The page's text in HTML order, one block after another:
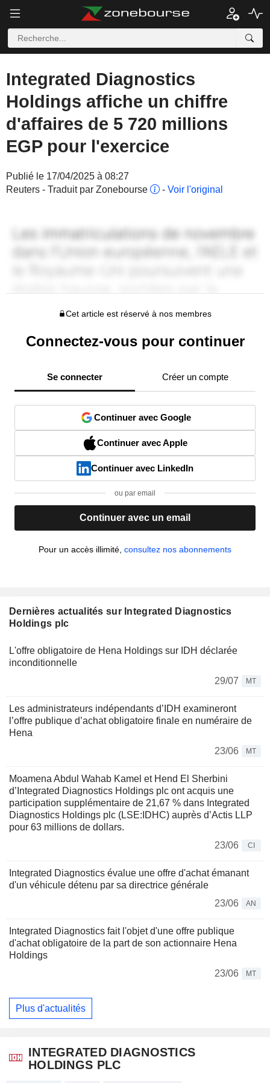
Integrated Diagnostics
Holdings affiche un chiffre
d'affaires de 5 720 millions
EGP pour l'exercice
Publié le 17/04/2025 à 08:27
Reuters - Traduit par Zonebourse
- Voir l'original
Cet article est réservé à nos membres
Connectez-vous pour continuer
Se connecter Créer un compte
Continuer avec Google
Continuer avec Apple
Continuer avec LinkedIn
ou par email
Continuer avec un email
Pour un accès illimité, consultez nos abonnements
Dernières actualités sur Integrated Diagnostics
Holdings plc
L'offre obligatoire de Hena Holdings sur IDH déclarée
inconditionnelle
29/07
MT
Les administrateurs indépendants d’IDH examineront
l’offre publique d’achat obligatoire finale en numéraire de
Hena
23/06
MT
Moamena Abdul Wahab Kamel et Hend El Sherbini
d’Integrated Diagnostics Holdings plc ont acquis une
participation supplémentaire de 21,67 % dans Integrated
Diagnostics Holdings plc (LSE:IDHC) auprès d’Actis LLP
pour 63 millions de dollars.
23/06
CI
Integrated Diagnostics évalue une offre d'achat émanant
d'un véhicule détenu par sa directrice générale
23/06
AN
Integrated Diagnostics fait l'objet d'une offre publique
d'achat obligatoire de la part de son actionnaire Hena
Holdings
23/06
MT
Plus d'actualités
INTEGRATED DIAGNOSTICS
HOLDINGS PLC